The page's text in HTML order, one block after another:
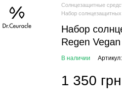
Солнцезащитные
Набор солнцезащитных
Набор
Regen
В наличии
1 350 грн